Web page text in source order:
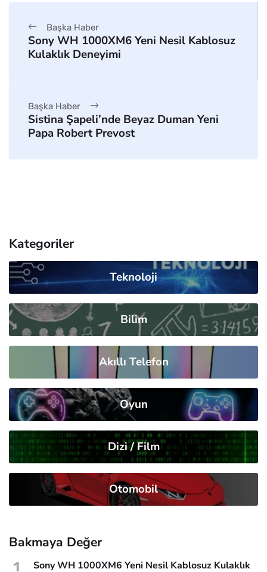
Başka Haber
Sony WH 1000XM6 Yeni Nesil Kablosuz
Kulaklık Deneyimi
Başka Haber
Sistina Şapeli’nde Beyaz Duman Yeni
Papa Robert Prevost
Kategoriler
Teknoloji
Bilim
Akıllı Telefon
Oyun
Dizi / Film
Otomobil
Bakmaya Değer
1
Sony WH 1000XM6 Yeni Nesil Kablosuz Kulaklık